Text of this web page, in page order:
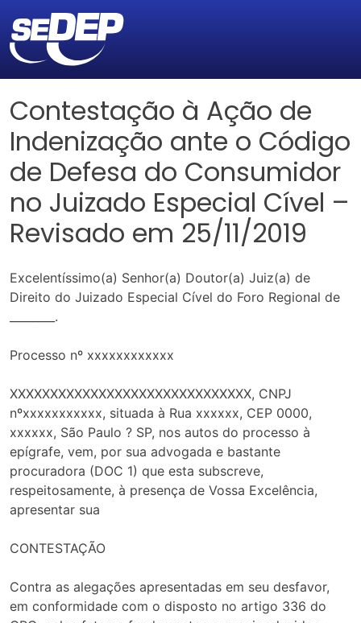
Contestação à Ação de
Indenização ante o Código
de Defesa do Consumidor
no Juizado Especial Cível –
Revisado em 25/11/2019
Excelentíssimo(a) Senhor(a) Doutor(a) Juiz(a) de
Direito do Juizado Especial Cível do Foro Regional de
________.
Processo nº xxxxxxxxxxxx
XXXXXXXXXXXXXXXXXXXXXXXXXXXXXX, CNPJ
nºxxxxxxxxxxx, situada à Rua xxxxxx, CEP 0000,
xxxxxx, São Paulo ? SP, nos autos do processo à
epígrafe, vem, por sua advogada e bastante
procuradora (DOC 1) que esta subscreve,
respeitosamente, à presença de Vossa Excelência,
apresentar sua
CONTESTAÇÃO
Contra as alegações apresentadas em seu desfavor,
em conformidade com o disposto no artigo 336 do